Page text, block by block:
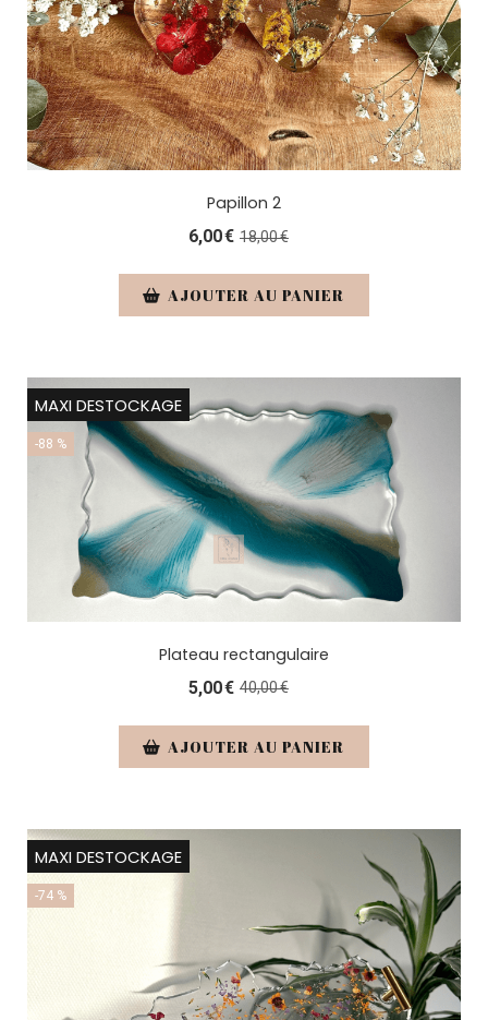
Papillon 2
6,00€ 18,00€
AJOUTER AU PANIER
MAXI DESTOCKAGE
-88 %
Plateau rectangulaire
5,00€ 40,00€
AJOUTER AU PANIER
MAXI DESTOCKAGE
-74 %